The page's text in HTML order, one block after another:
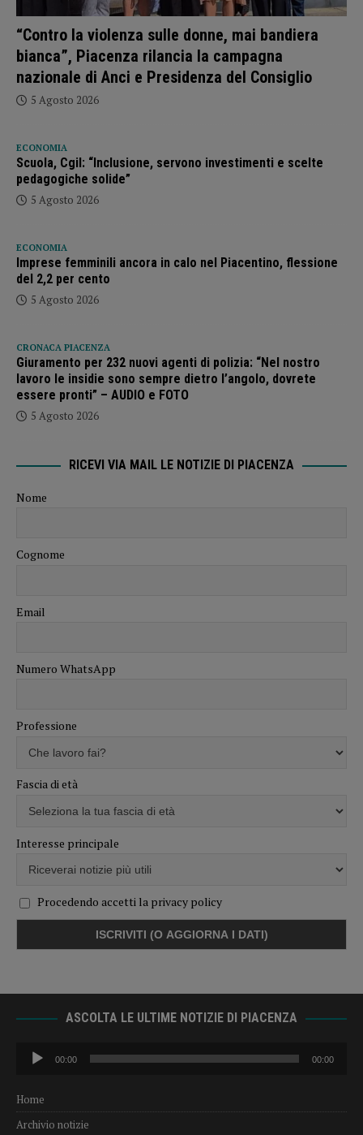
“Contro la violenza sulle donne, mai bandiera
bianca”, Piacenza rilancia la campagna
nazionale di Anci e Presidenza del Consiglio
5 Agosto 2026
ECONOMIA
Scuola, Cgil: “Inclusione, servono investimenti e scelte
pedagogiche solide”
5 Agosto 2026
ECONOMIA
Imprese femminili ancora in calo nel Piacentino, flessione
del 2,2 per cento
5 Agosto 2026
CRONACA PIACENZA
Giuramento per 232 nuovi agenti di polizia: “Nel nostro
lavoro le insidie sono sempre dietro l’angolo, dovrete
essere pronti” – AUDIO e FOTO
5 Agosto 2026
RICEVI VIA MAIL LE NOTIZIE DI PIACENZA
Nome
Cognome
Email
Numero WhatsApp
Professione
Fascia di età
Interesse principale
Procedendo accetti la privacy policy
ASCOLTA LE ULTIME NOTIZIE DI PIACENZA
Audio
Player
00:00 00:00
Home
Archivio notizie